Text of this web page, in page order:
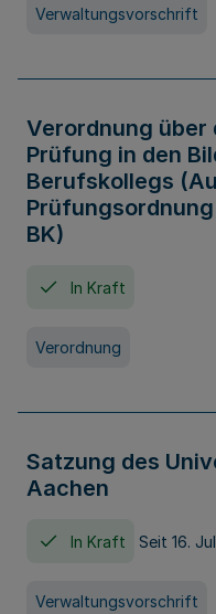
Verwaltungsvorschrift
Verordnung über
Prüfung in den
Berufskollegs
BK)
In Kraft
Verordnung
Satzung des
Aachen
In Kraft Seit 16.
Verwaltungsvorschrift